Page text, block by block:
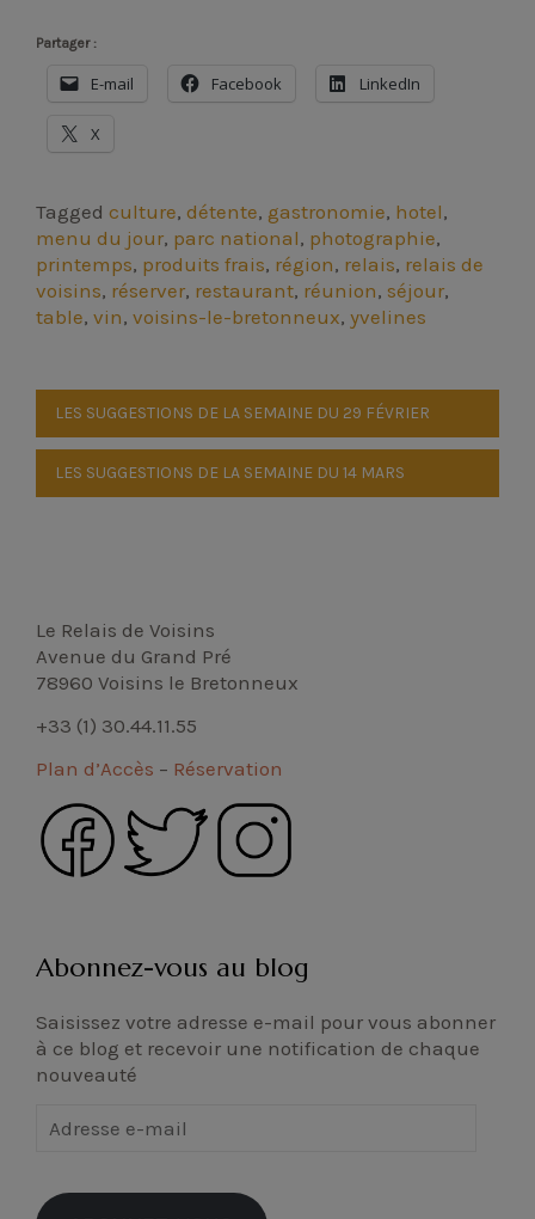
Partager :
E-mail Facebook LinkedIn
X
Tagged culture, détente, gastronomie, hotel,
menu du jour, parc national, photographie,
printemps, produits frais, région, relais, relais de
voisins, réserver, restaurant, réunion, séjour,
table, vin, voisins-le-bretonneux, yvelines
Navigation
de
l’article
LES SUGGESTIONS DE LA SEMAINE DU 29 FÉVRIER
LES SUGGESTIONS DE LA SEMAINE DU 14 MARS
Le Relais de Voisins
Avenue du Grand Pré
78960 Voisins le Bretonneux
+33 (1) 30.44.11.55
Plan d’Accès – Réservation
Abonnez-vous au blog
Saisissez votre adresse e-mail pour vous abonner
à ce blog et recevoir une notification de chaque
nouveauté
Adresse
e-